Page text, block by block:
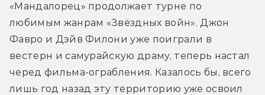
«Мандалорец» продолжает турне по
любимым жанрам «Звёздных войн». Джон
Фавро и Дэйв Филони уже поиграли в
вестерн и самурайскую драму, теперь настал
черед фильма-ограбления. Казалось бы, всего
лишь год назад эту территорию уже освоил